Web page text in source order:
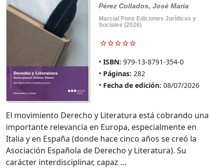
Pérez Collados, José María
Marcial Pons Ediciones Jurídicas y
Sociales (2026)
ISBN: 979-13-8791-354-0
Páginas: 282
Fecha de edición: 08/07/2026
El movimiento Derecho y Literatura está cobrando una
importante relevancia en Europa, especialmente en
Italia y en España (donde hace cinco años se creó la
Asociación Española de Derecho y Literatura). Su
carácter interdisciplinar, capaz …